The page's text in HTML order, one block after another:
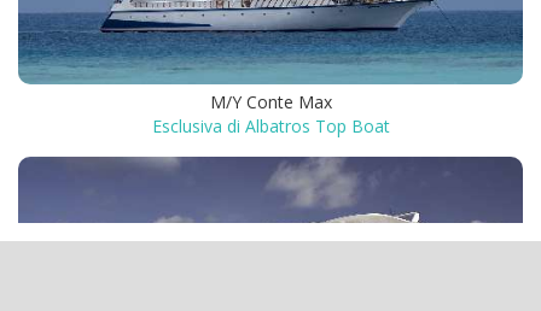
M/Y Conte Max
Esclusiva di Albatros Top Boat